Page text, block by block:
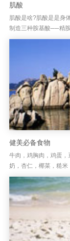
肌酸
肌酸是啥?肌酸是是身
制造三种胺基酸──精
成。肌酸对健身有啥
健美必备食物
牛肉，鸡胸肉，鸡蛋
奶，杏仁，椰菜，
养学》,大致了解肌肉